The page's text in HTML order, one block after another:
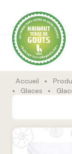
Accueil •
•
Glaces •